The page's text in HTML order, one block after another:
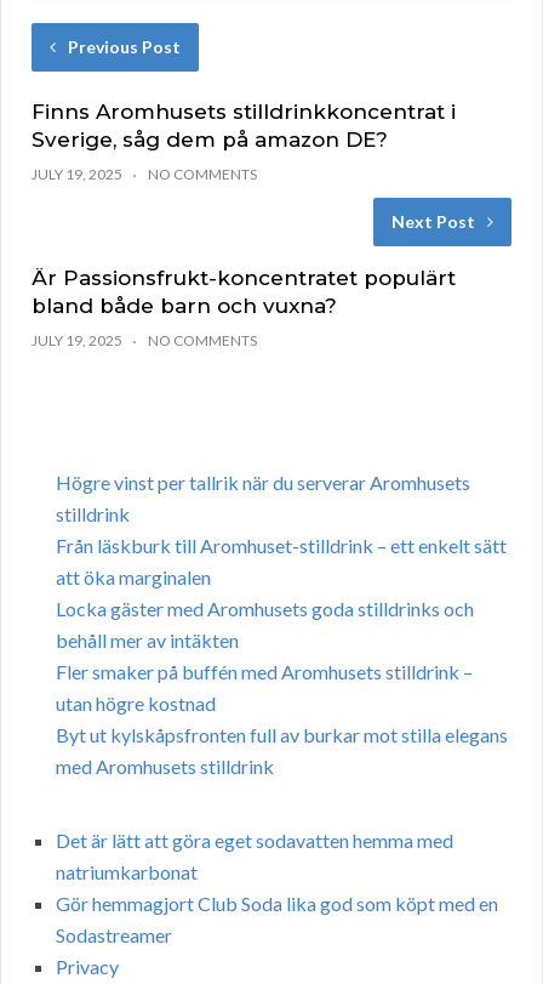
Previous Post
Finns Aromhusets stilldrinkkoncentrat i
Sverige, såg dem på amazon DE?
JULY 19, 2025 NO COMMENTS
Next Post
Är Passionsfrukt-koncentratet populärt
bland både barn och vuxna?
JULY 19, 2025 NO COMMENTS
Högre vinst per tallrik när du serverar Aromhusets
stilldrink
Från läskburk till Aromhuset-stilldrink – ett enkelt sätt
att öka marginalen
Locka gäster med Aromhusets goda stilldrinks och
behåll mer av intäkten
Fler smaker på buffén med Aromhusets stilldrink –
utan högre kostnad
Byt ut kylskåpsfronten full av burkar mot stilla elegans
med Aromhusets stilldrink
Det är lätt att göra eget sodavatten hemma med
natriumkarbonat
Gör hemmagjort Club Soda lika god som köpt med en
Sodastreamer
Privacy